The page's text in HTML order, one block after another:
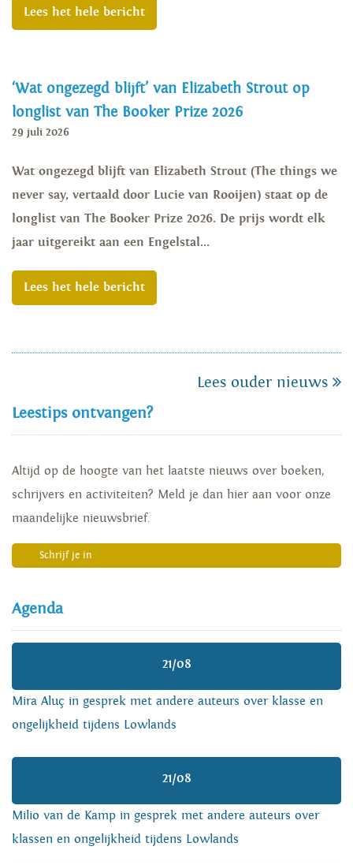
Lees het hele bericht
‘Wat ongezegd blijft’ van Elizabeth Strout op
longlist van The Booker Prize 2026
29 juli 2026
Wat ongezegd blijft van Elizabeth Strout (The things we
never say, vertaald door Lucie van Rooijen) staat op de
longlist van The Booker Prize 2026. De prijs wordt elk
jaar uitgereikt aan een Engelstal...
Lees het hele bericht
Lees ouder nieuws
Leestips ontvangen?
Altijd op de hoogte van het laatste nieuws over boeken,
schrijvers en activiteiten? Meld je dan hier aan voor onze
maandelijke nieuwsbrief.
Schrijf je in
Agenda
21/08
Mira Aluç in gesprek met andere auteurs over klasse en
ongelijkheid tijdens Lowlands
21/08
Milio van de Kamp in gesprek met andere auteurs over
klassen en ongelijkheid tijdens Lowlands